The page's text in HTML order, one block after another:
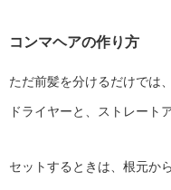
コンマヘアの作り方
ただ前髪を分けるだけでは
ドライヤーと、ストレート
セットするときは、根元か